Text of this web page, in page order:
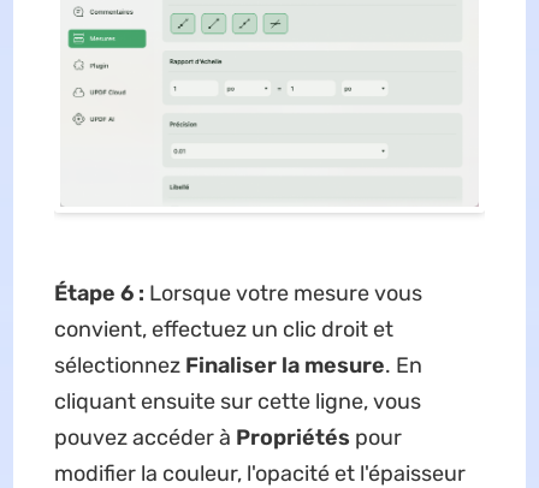
Étape 6 : Lorsque votre mesure vous
convient, effectuez un clic droit et
sélectionnez Finaliser la mesure. En
cliquant ensuite sur cette ligne, vous
pouvez accéder à Propriétés pour
modifier la couleur, l'opacité et l'épaisseur